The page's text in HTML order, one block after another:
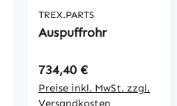
TREX.PARTS
Auspuffrohr
Regulärer Preis:
734,40 €
Preise inkl. MwSt. zzgl.
Versandkosten